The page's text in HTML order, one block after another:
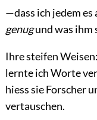
—dass ich jedem es
genugund was ihm
Ihre steifen
lernte ich Worte
hiess sie Forscher
vertauschen.